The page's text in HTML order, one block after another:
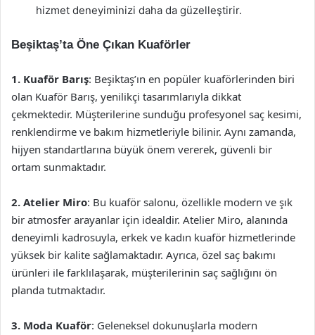
hizmet deneyiminizi daha da güzelleştirir.
Beşiktaş’ta Öne Çıkan Kuaförler
1. Kuaför Barış: Beşiktaş’ın en popüler kuaförlerinden biri
olan Kuaför Barış, yenilikçi tasarımlarıyla dikkat
çekmektedir. Müşterilerine sunduğu profesyonel saç kesimi,
renklendirme ve bakım hizmetleriyle bilinir. Aynı zamanda,
hijyen standartlarına büyük önem vererek, güvenli bir
ortam sunmaktadır.
2. Atelier Miro: Bu kuaför salonu, özellikle modern ve şık
bir atmosfer arayanlar için idealdir. Atelier Miro, alanında
deneyimli kadrosuyla, erkek ve kadın kuaför hizmetlerinde
yüksek bir kalite sağlamaktadır. Ayrıca, özel saç bakımı
ürünleri ile farklılaşarak, müşterilerinin saç sağlığını ön
planda tutmaktadır.
3. Moda Kuaför: Geleneksel dokunuşlarla modern